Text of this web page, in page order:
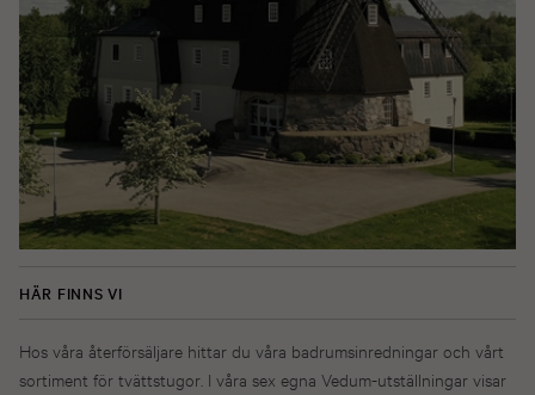
HÄR FINNS VI
Hos våra återförsäljare hittar du våra badrumsinredningar och vårt
sortiment för tvättstugor. I våra sex egna Vedum-utställningar visar